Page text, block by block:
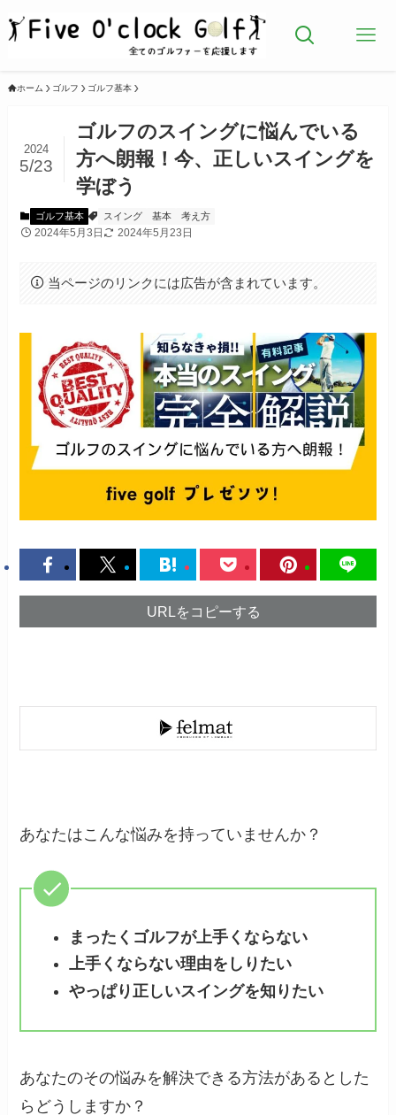
ホーム ゴルフ ゴルフ基本
ゴルフのスイングに悩んでいる
方へ朗報！今、正しいスイングを
学ぼう
2024
5/23
ゴルフ基本 スイング 基本 考え方
2024年5月3日 2024年5月23日
当ページのリンクには広告が含まれています。
URLをコピーする
あなたはこんな悩みを持っていませんか？
まったくゴルフが上手くならない
上手くならない理由をしりたい
やっぱり正しいスイングを知りたい
あなたのその悩みを解決できる方法があるとした
らどうしますか？